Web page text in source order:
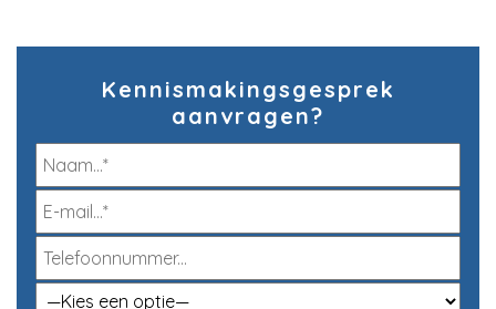
Kennismakingsgesprek
aanvragen?